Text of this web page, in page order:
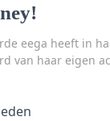
eega heeft in
van haar eigen